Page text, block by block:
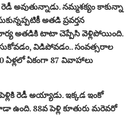
రెడీ అవుతున్నాడు. నమ్మశక్యం కాకున్నా
అతడి ప్రవర్తన
అతడికి టాటా చెప్పేసి వెళ్లిపోయింది.
విడిపోవడం.. సంవత్సరాల
ఏళ్లలో ఏకంగా 87 వివాహాలు
రెడీ అయ్యాడు. ఇక్కడ ఇంకో
ఉంది. 88వ పెళ్లి కూతురు మరెవరో